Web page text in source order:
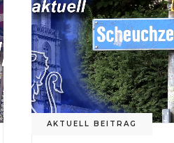
AKTUELL BEITRAG